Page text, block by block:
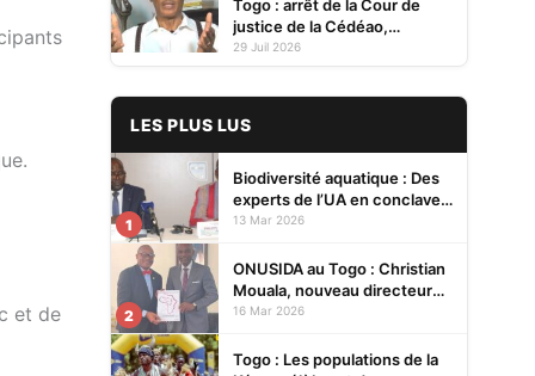
et de
Togo : arrêt de la Cour de
justice de la Cédéao,
l'opposition conteste la
29 Juil 2026
LES PLUS LUS
1
Biodiversité aquatique : Des
experts de l’UA en conclave à
Lomé pour renforcer la
13 Mar 2026
2
ONUSIDA au Togo : Christian
Mouala, nouveau directeur
pays
16 Mar 2026
Togo : Les populations de la